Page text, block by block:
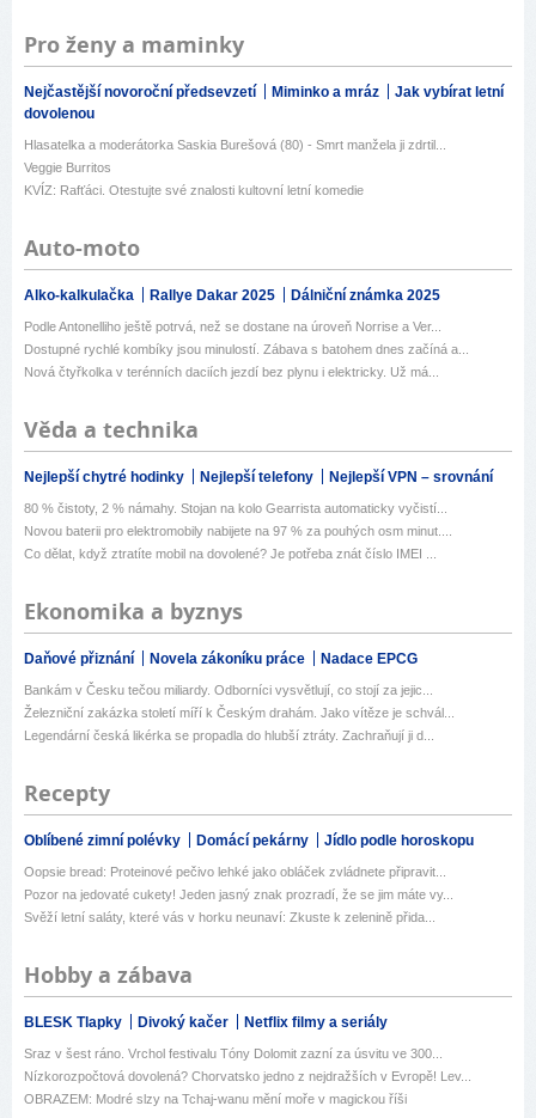
Pro ženy a maminky
Nejčastější novoroční předsevzetí Miminko a mráz
Jak vybírat letní
dovolenou
Hlasatelka a moderátorka Saskia Burešová (80) - Smrt manžela ji zdrtil...
Veggie Burritos
KVÍZ: Rafťáci. Otestujte své znalosti kultovní letní komedie
Auto-moto
Alko-kalkulačka Rallye Dakar 2025 Dálniční známka 2025
Podle Antonelliho ještě potrvá, než se dostane na úroveň Norrise a Ver...
Dostupné rychlé kombíky jsou minulostí. Zábava s batohem dnes začíná a...
Nová čtyřkolka v terénních daciích jezdí bez plynu i elektricky. Už má...
Věda a technika
Nejlepší chytré hodinky Nejlepší telefony Nejlepší VPN – srovnání
80 % čistoty, 2 % námahy. Stojan na kolo Gearrista automaticky vyčistí...
Novou baterii pro elektromobily nabijete na 97 % za pouhých osm minut....
Co dělat, když ztratíte mobil na dovolené? Je potřeba znát číslo IMEI ...
Ekonomika a byznys
Daňové přiznání Novela zákoníku práce Nadace EPCG
Bankám v Česku tečou miliardy. Odborníci vysvětlují, co stojí za jejic...
Železniční zakázka století míří k Českým drahám. Jako vítěze je schvál...
Legendární česká likérka se propadla do hlubší ztráty. Zachraňují ji d...
Recepty
Oblíbené zimní polévky Domácí pekárny Jídlo podle horoskopu
Oopsie bread: Proteinové pečivo lehké jako obláček zvládnete připravit...
Pozor na jedovaté cukety! Jeden jasný znak prozradí, že se jim máte vy...
Svěží letní saláty, které vás v horku neunaví: Zkuste k zelenině přida...
Hobby a zábava
BLESK Tlapky Divoký kačer Netflix filmy a seriály
Sraz v šest ráno. Vrchol festivalu Tóny Dolomit zazní za úsvitu ve 300...
Nízkorozpočtová dovolená? Chorvatsko jedno z nejdražších v Evropě! Lev...
OBRAZEM: Modré slzy na Tchaj-wanu mění moře v magickou říši